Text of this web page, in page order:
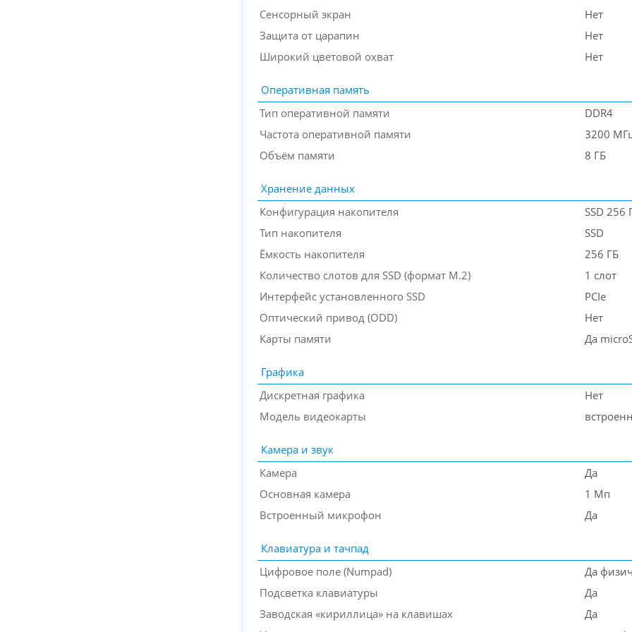
Сенсорный экран
Нет
Защита от царапин
Нет
Широкий цветовой охват
Нет
Оперативная память
Тип оперативной памяти
DDR4
Частота оперативной памяти
3200
Объём памяти
8 ГБ
Хранение данных
Конфигурация накопителя
SSD 256
Тип накопителя
SSD
Ёмкость накопителя
256 ГБ
Количество слотов для SSD (формат M.2)
1 слот
Интерфейс установленного SSD
PCIe
Оптический привод (ODD)
Нет
Карты памяти
Да
Графика
Дискретная графика
Нет
Модель видеокарты
Камера и звук
Камера
Да
Основная камера
1 Мп
Встроенный микрофон
Да
Клавиатура и тачпад
Цифровое поле (Numpad)
Да
Подсветка клавиатуры
Да
Заводская «кириллица» на клавишах
Да